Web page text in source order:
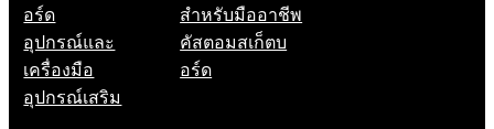
อร์ด
อุปกรณ์และ
เครื่องมือ
อุปกรณ์เสริม
สำหรับมืออาชีพ
คัสตอมสเก็ตบ
อร์ด